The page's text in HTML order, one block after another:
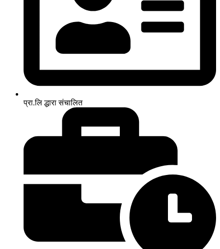
प्रा.लि द्धारा संचालित